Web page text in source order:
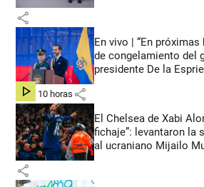
share
En vivo | “En
de congelamiento del
presidente De la
hace 10 horas share
El Chelsea de Xabi
fichaje”: levantaron la
al ucraniano Mijailo
share